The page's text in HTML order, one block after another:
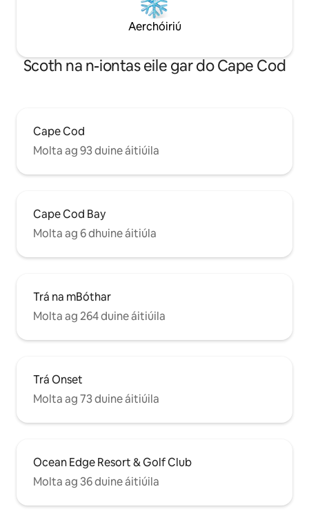
Aerchóiriú
Scoth na n-iontas eile gar do Cape Cod
Cape Cod
Molta ag 93 duine áitiúila
Cape Cod Bay
Molta ag 6 dhuine áitiúla
Trá na mBóthar
Molta ag 264 duine áitiúila
Trá Onset
Molta ag 73 duine áitiúila
Ocean Edge Resort & Golf Club
Molta ag 36 duine áitiúila